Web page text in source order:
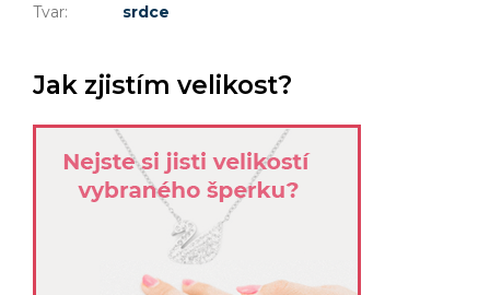
Tvar: srdce
Jak zjistím velikost?